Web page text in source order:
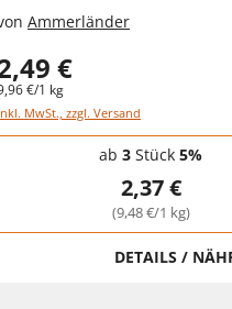
Ammerländer
€
€/1 kg
MwSt., zzgl. Versand
- Mengenrabatt
ab 3 Stück 5%
2,37 €
(9,48 €/1 kg)
DETAILS /